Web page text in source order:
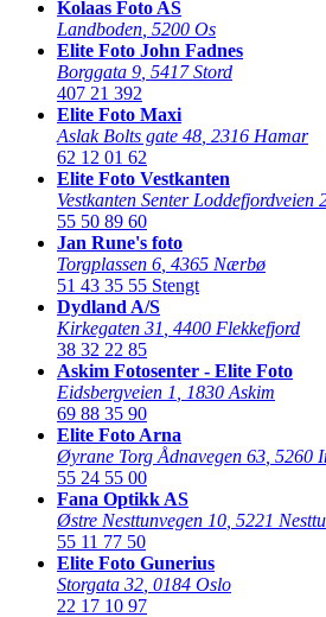
Kolaas Foto AS
Landboden 5200 Os
Elite Foto John Fadnes
Borggata 9 5417 Stord
407 21 392
Elite Foto Maxi
Aslak Bolts gate 48 2316 Hamar
62 12 01 62
Elite Foto Vestkanten
Vestkanten Senter Loddefjordveien
55 50 89 60
Jan Rune's foto
Torgplassen 6 4365 Nærbø
51 43 35 55 Stengt
Dydland A/S
Kirkegaten 31 4400 Flekkefjord
38 32 22 85
Askim Fotosenter - Elite Foto
Eidsbergveien 1
1830 Askim
69 88 35 90
Elite Foto Arna
Øyrane Torg Ådnavegen 63 5260
55 24 55 00
Fana Optikk AS
Østre Nesttunvegen 10 5221
55 11 77 50
Elite Foto Gunerius
Storgata 32 0184 Oslo
22 17 10 97